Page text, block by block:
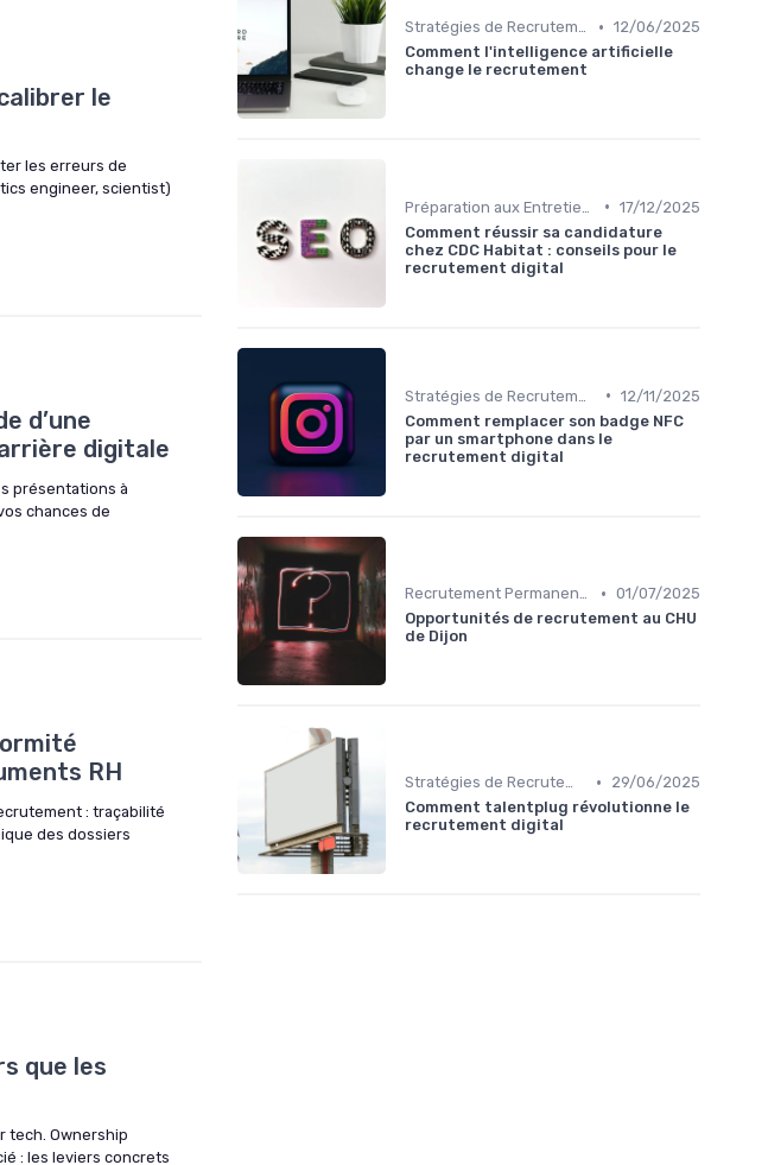
le
les erreurs de
engineer, scientist)
d’une
digitale
présentations à
chances de
RH
: traçabilité
des dossiers
que les
tech. Ownership
: les leviers concrets
Stratégies de Recrutement Digital • 12/06/2025
Comment l'intelligence artificielle
change le recrutement
• 17/12/2025
Comment réussir sa candidature
chez CDC Habitat : conseils pour le
recrutement digital
• 12/11/2025
Comment remplacer son badge NFC
par un smartphone dans le
recrutement digital
Recrutement Permanent et Temporaire • 01/07/2025
Opportunités de recrutement au CHU
de Dijon
Stratégies de Recrutement Digital •
29/06/2025
Comment talentplug révolutionne le
recrutement digital